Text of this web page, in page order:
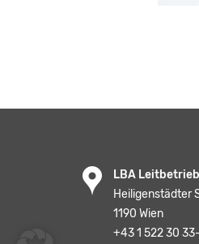
LBA
Heiligenstädter
1190 Wien
+43 1 522 30